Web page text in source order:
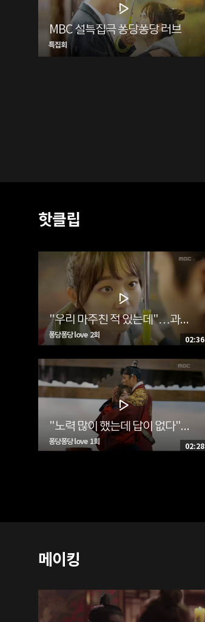
MBC 설특집극 퐁당퐁당 러브
특집회
핫클립
"우리 마주친 적 있는데"…과거에서 돌아온 단비(김슬기), 이도(윤두준)와 재회?
퐁당퐁당 love 2회
02:36
"노력 많이 했는데 답이 없다"…이도(윤두준), 조선에 남은 단비(김슬기)와 포옹
퐁당퐁당 love 1회
02:28
메이킹